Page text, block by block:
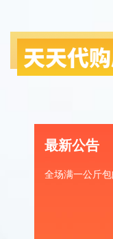
最新公告
全场满一公斤